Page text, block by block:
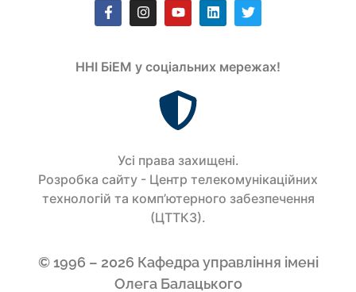
ННІ БіЕМ у соціальних мережах!
Усi права захищенi.
Розробка сайту - Центр телекомунікаційних
технологій та комп’ютерного забезпечення
(ЦТТКЗ).
© 1996 – 2026 Кафедра управління імені
Олега Балацького